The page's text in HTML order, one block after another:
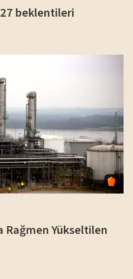
beklentileri
Rağmen Yükseltilen